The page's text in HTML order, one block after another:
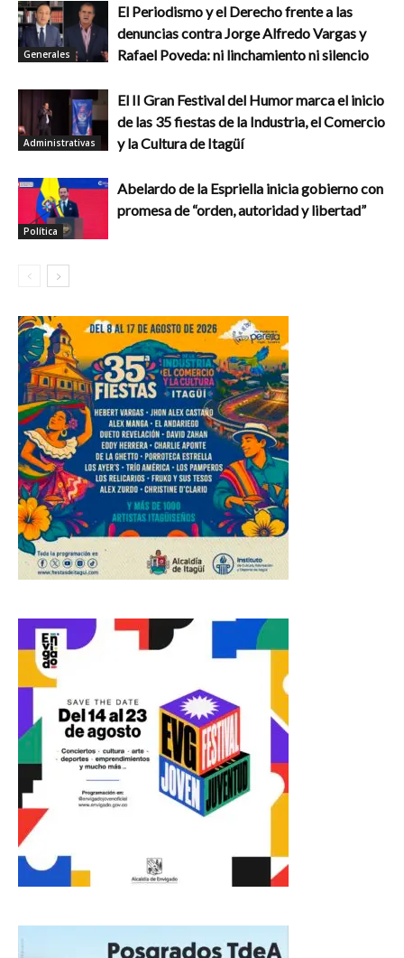
Generales
El Periodismo y el Derecho frente a las
denuncias contra Jorge Alfredo Vargas y
Rafael Poveda: ni linchamiento ni silencio
Administrativas
El II Gran Festival del Humor marca el inicio
de las 35 fiestas de la Industria, el Comercio
y la Cultura de Itagüí
Política
Abelardo de la Espriella inicia gobierno con
promesa de “orden, autoridad y libertad”